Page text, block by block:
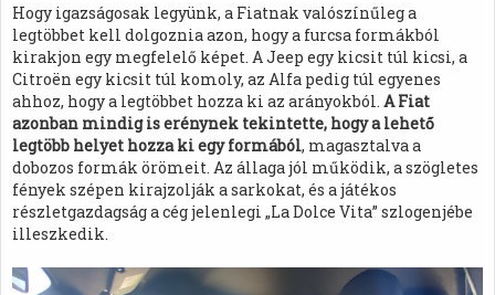
Hogy igazságosak legyünk, a Fiatnak valószínűleg a
legtöbbet kell dolgoznia azon, hogy a furcsa formákból
kirakjon egy megfelelő képet. A Jeep egy kicsit túl kicsi, a
Citroën egy kicsit túl komoly, az Alfa pedig túl egyenes
ahhoz, hogy a legtöbbet hozza ki az arányokból. A Fiat
azonban mindig is erénynek tekintette, hogy a lehető
legtöbb helyet hozza ki egy formából, magasztalva a
dobozos formák örömeit. Az állaga jól működik, a szögletes
fények szépen kirajzolják a sarkokat, és a játékos
részletgazdagság a cég jelenlegi „La Dolce Vita” szlogenjébe
illeszkedik.